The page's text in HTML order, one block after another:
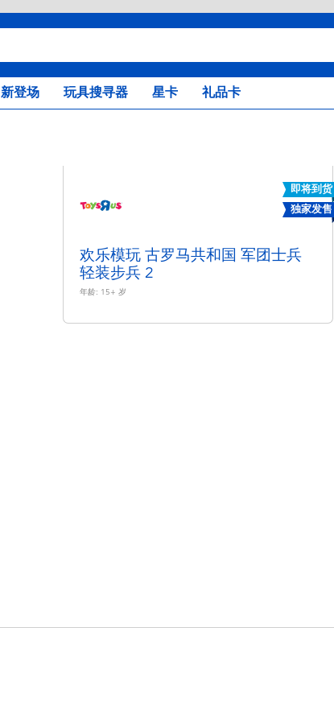
新登场 玩具搜寻器 星卡 礼品卡
即将到货
独家发售
欢乐模玩 古罗马共和国 军团士兵
轻装步兵 2
年龄: 15+ 岁